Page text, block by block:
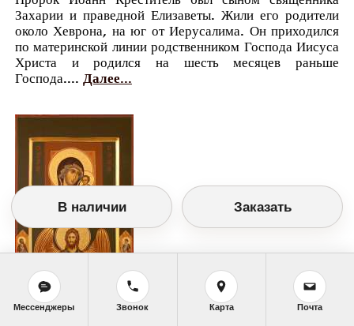
Захарии и праведной Елизаветы. Жили его родители
около Хеврона, на юг от Иерусалима. Он приходился
по материнской линии родственником Господа Иисуса
Христа и родился на шесть месяцев раньше
Господа.... Далее...
В наличии Заказать
Мессенджеры Звонок Карта Почта